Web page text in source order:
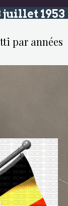
juillet 1953
par années